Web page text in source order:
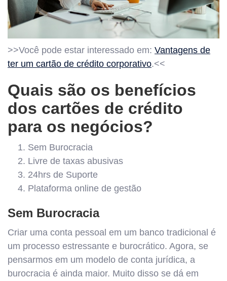
>>Você pode estar interessado em: Vantagens de
ter um cartão de crédito corporativo.<<
Quais são os benefícios
dos cartões de crédito
para os negócios?
Sem Burocracia
Livre de taxas abusivas
24hrs de Suporte
Plataforma online de gestão
Sem Burocracia
Criar uma conta pessoal em um banco tradicional é
um processo estressante e burocrático. Agora, se
pensarmos em um modelo de conta jurídica, a
burocracia é ainda maior. Muito disso se dá em